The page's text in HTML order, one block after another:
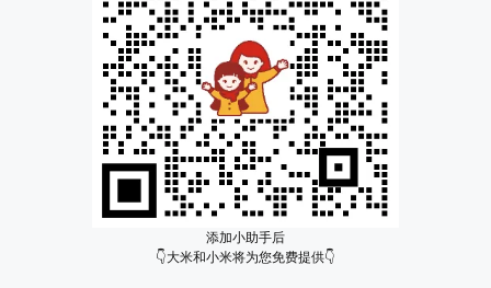
添加小助手后
👇大米和小米将为您免费提供👇